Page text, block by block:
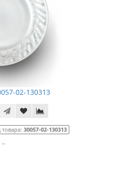
02-130313
товара: 30057-02-130313
..